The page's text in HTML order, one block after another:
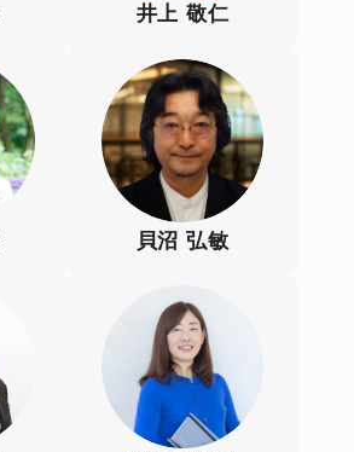
井上 敬仁
貝沼 弘敏